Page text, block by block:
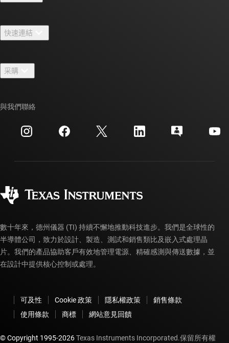
人才招募
新聞室
活動
投資人關系
快速連結
TI E2E™ 設計支援論壇
交互參考搜索
客戶支援中心
myTI 帳戶常見問題解答
采購
訂購 FAQ
與我們聯絡
數十年來，德州儀器 (TI) 持續不懈地推動科技進步。我們是全球性的
半導體公司，致力於設計、製造、測試和銷售類比及嵌入式處理晶
片。我們的產品協助客戶有效地管理電源、精確感測與傳送數據，並
在設計中提供核心控制或處理。
可及性 Cookie 政策 隱私權政策
銷售條款
使用條款
商標 網站意見回饋
© Copyright 1995-2026Texas Instruments Incorporated.保留所有權